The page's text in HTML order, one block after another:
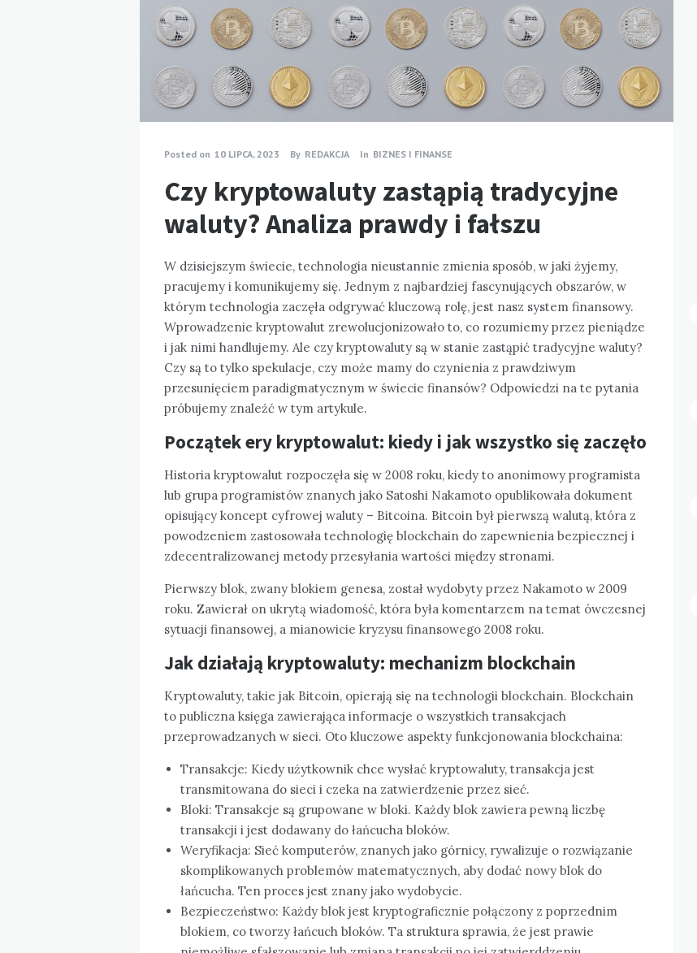
Posted on 10 LIPCA, 2023 By REDAKCJA In BIZNES I FINANSE
Czy kryptowaluty zastąpią tradycyjne
waluty? Analiza prawdy i fałszu
W dzisiejszym świecie, technologia nieustannie zmienia sposób, w jaki żyjemy,
pracujemy i komunikujemy się. Jednym z najbardziej fascynujących obszarów, w
którym technologia zaczęła odgrywać kluczową rolę, jest nasz system finansowy.
Wprowadzenie kryptowalut zrewolucjonizowało to, co rozumiemy przez pieniądze
i jak nimi handlujemy. Ale czy kryptowaluty są w stanie zastąpić tradycyjne waluty?
Czy są to tylko spekulacje, czy może mamy do czynienia z prawdziwym
przesunięciem paradigmatycznym w świecie finansów? Odpowiedzi na te pytania
próbujemy znaleźć w tym artykule.
Początek ery kryptowalut: kiedy i jak wszystko się zaczęło
Historia kryptowalut rozpoczęła się w 2008 roku, kiedy to anonimowy programista
lub grupa programistów znanych jako Satoshi Nakamoto opublikowała dokument
opisujący koncept cyfrowej waluty – Bitcoina. Bitcoin był pierwszą walutą, która z
powodzeniem zastosowała technologię blockchain do zapewnienia bezpiecznej i
zdecentralizowanej metody przesyłania wartości między stronami.
Pierwszy blok, zwany blokiem genesa, został wydobyty przez Nakamoto w 2009
roku. Zawierał on ukrytą wiadomość, która była komentarzem na temat ówczesnej
sytuacji finansowej, a mianowicie kryzysu finansowego 2008 roku.
Jak działają kryptowaluty: mechanizm blockchain
Kryptowaluty, takie jak Bitcoin, opierają się na technologii blockchain. Blockchain
to publiczna księga zawierająca informacje o wszystkich transakcjach
przeprowadzanych w sieci. Oto kluczowe aspekty funkcjonowania blockchaina:
Transakcje: Kiedy użytkownik chce wysłać kryptowaluty, transakcja jest
transmitowana do sieci i czeka na zatwierdzenie przez sieć.
Bloki: Transakcje są grupowane w bloki. Każdy blok zawiera pewną liczbę
transakcji i jest dodawany do łańcucha bloków.
Weryfikacja: Sieć komputerów, znanych jako górnicy, rywalizuje o rozwiązanie
skomplikowanych problemów matematycznych, aby dodać nowy blok do
łańcucha. Ten proces jest znany jako wydobycie.
Bezpieczeństwo: Każdy blok jest kryptograficznie połączony z poprzednim
blokiem, co tworzy łańcuch bloków. Ta struktura sprawia, że jest prawie